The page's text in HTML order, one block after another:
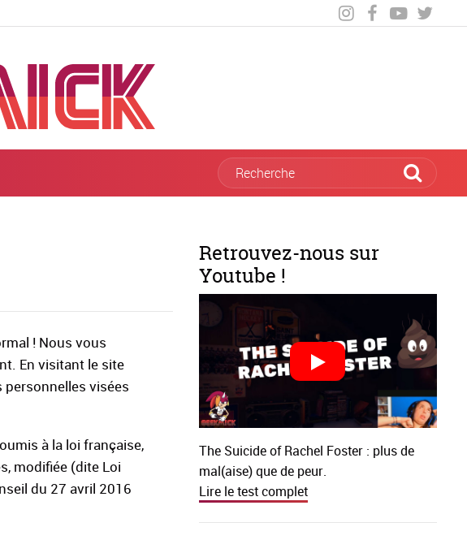
! Nous vous
En visitant le site
visées
à la loi française,
modifiée (dite Loi
du 27 avril 2016
Retrouvez-nous sur
Youtube !
The Suicide of Rachel Foster : plus de
mal(aise) que de peur.
Lire le test complet